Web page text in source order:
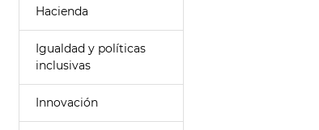
Hacienda
Igualdad y políticas
inclusivas
Innovación